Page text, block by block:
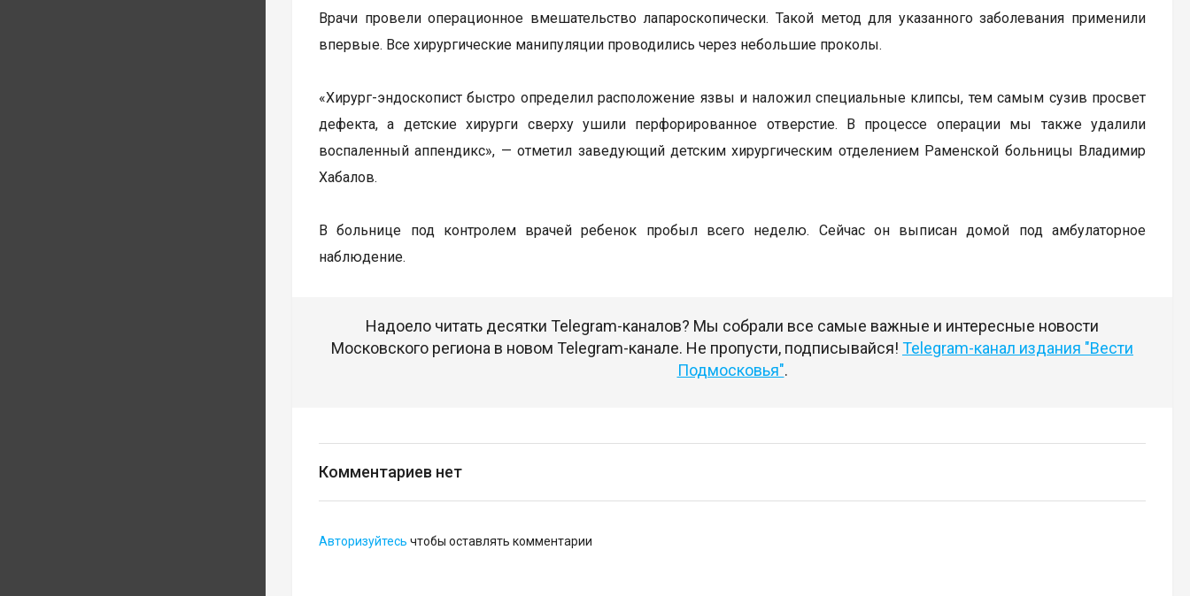
Врачи провели операционное вмешательство лапароскопически. Такой метод для указанного заболевания применили
впервые. Все хирургические манипуляции проводились через небольшие проколы.
«Хирург-эндоскопист быстро определил расположение язвы и наложил специальные клипсы, тем самым сузив просвет
дефекта, а детские хирурги сверху ушили перфорированное отверстие. В процессе операции мы также удалили
воспаленный аппендикс», — отметил заведующий детским хирургическим отделением Раменской больницы Владимир
Хабалов.
В больнице под контролем врачей ребенок пробыл всего неделю. Сейчас он выписан домой под амбулаторное
наблюдение.
Надоело читать десятки Telegram-каналов? Мы собрали все самые важные и интересные новости
Московского региона в новом Telegram-канале. Не пропусти, подписывайся! Telegram-канал издания "Вести
Подмосковья".
Комментариев нет
Авторизуйтесь чтобы оставлять комментарии